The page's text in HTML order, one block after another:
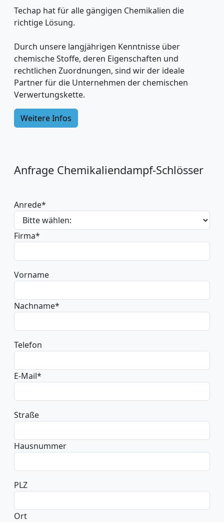
Techap hat für alle gängigen Chemikalien die
richtige Lösung.
Durch unsere langjährigen Kenntnisse über
chemische Stoffe, deren Eigenschaften und
rechtlichen Zuordnungen, sind wir der ideale
Partner für die Unternehmen der chemischen
Verwertungskette.
Weitere Infos
Anfrage Chemikaliendampf-Schlösser
Anrede*
Firma*
Vorname
Nachname*
Telefon
E-Mail*
Straße
Hausnummer
PLZ
Ort